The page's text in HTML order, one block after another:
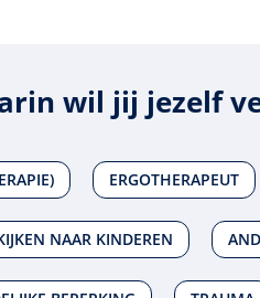
wil jij jezelf
ERGOTHERAPEUT
NAAR KINDEREN